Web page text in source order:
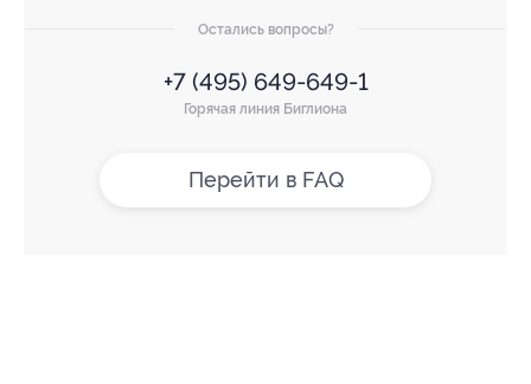
Остались вопросы?
+7 (495) 649-649-1
Горячая линия Биглиона
Перейти в FAQ